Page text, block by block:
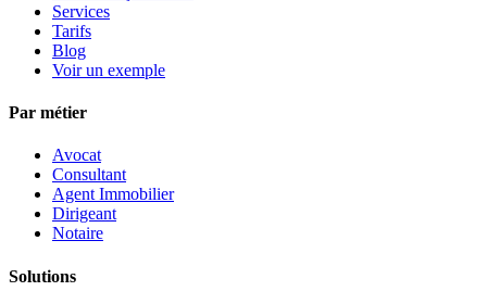
Services
Tarifs
Blog
Voir un exemple
Par métier
Avocat
Consultant
Agent Immobilier
Dirigeant
Notaire
Solutions